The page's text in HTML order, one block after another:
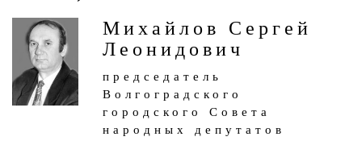
Михайлов Сергей
Леонидович
председатель
Волгоградского
городского Совета
народных депутатов